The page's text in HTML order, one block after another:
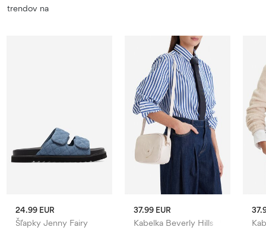
trendov na
Šľapky Jenny Fairy
24.99 EUR
Kabelka Beverly Hills Polo Club
37.99 EUR